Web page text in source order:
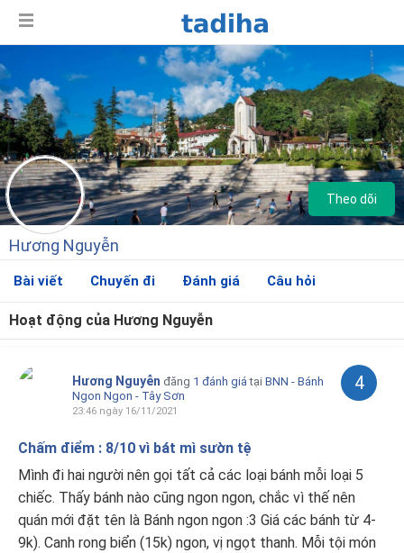
Theo dõi
Hương Nguyễn
Bài viết Chuyến đi Đánh giá Câu hỏi
Giới thiệu
Hoạt động của Hương Nguyễn
Hương Nguyễn đăng 1 đánh giá tại BNN - Bánh
Ngon Ngon - Tây Sơn
23:46 ngày 16/11/2021
4
Chấm điểm : 8/10 vì bát mì sườn tệ
Mình đi hai người nên gọi tất cả các loại bánh mỗi loại 5
chiếc. Thấy bánh nào cũng ngon ngon, chắc vì thế nên
quán mới đặt tên là Bánh ngon ngon :3 Giá các bánh từ 4-
9k). Canh rong biển (15k) ngon, vị ngọt thanh. Mỗi tội món